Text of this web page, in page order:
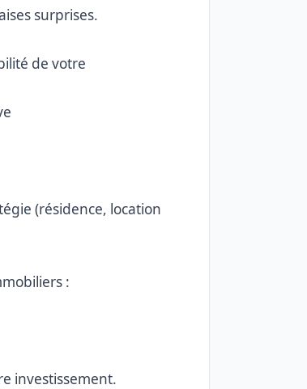
surprises.
de votre
(résidence, location
:
investissement.